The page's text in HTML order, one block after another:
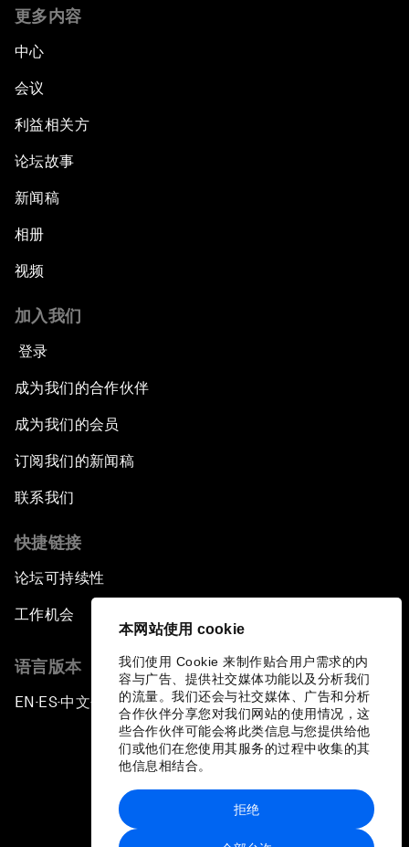
本网站使用 cookie
我们使用 Cookie 来制作贴合用户需求的内
容与广告、提供社交媒体功能以及分析我们
的流量。我们还会与社交媒体、广告和分析
合作伙伴分享您对我们网站的使用情况，这
些合作伙伴可能会将此类信息与您提供给他
们或他们在您使用其服务的过程中收集的其
他信息相结合。
拒绝
更多内容
中心
会议
利益相关方
论坛故事
新闻稿
相册
视频
加入我们
登录
成为我们的合作伙伴
成为我们的会员
订阅我们的新闻稿
联系我们
快捷链接
论坛可持续性
工作机会
语言版本
EN ▪ ES▪中文▪ 日本語